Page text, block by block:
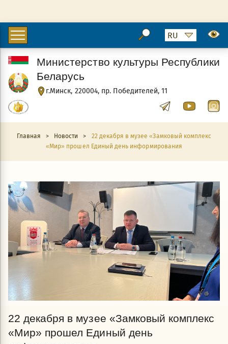
г.Минск, 220004, пр. Победителей, 11
Министерство культуры Республики
Беларусь
Главная > Новости >
22 декабря в музее «Замковый комплекс
«Мир» прошел Единый день информирования
22 декабря в музее «Замковый комплекс
«Мир» прошел Единый день